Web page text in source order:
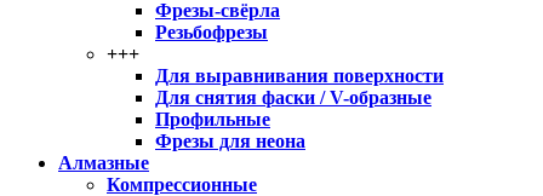
Фрезы-свёрла
Резьбофрезы
+++
Для выравнивания поверхности
Для снятия фаски / V-образные
Профильные
Фрезы для неона
Алмазные
Компрессионные